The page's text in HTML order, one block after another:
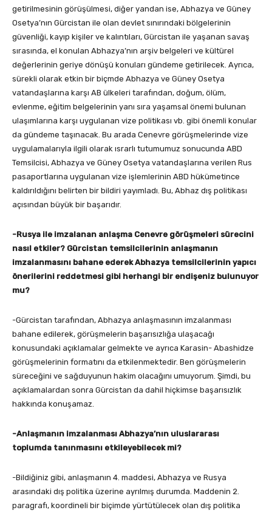
getirilmesinin görüşülmesi, diğer yandan ise, Abhazya ve Güney
Osetya’nın Gürcistan ile olan devlet sınırındaki bölgelerinin
güvenliği, kayıp kişiler ve kalıntıları, Gürcistan ile yaşanan savaş
sırasında, el konulan Abhazya’nın arşiv belgeleri ve kültürel
değerlerinin geriye dönüşü konuları gündeme getirilecek. Ayrıca,
sürekli olarak etkin bir biçmde Abhazya ve Güney Osetya
vatandaşlarına karşı AB ülkeleri tarafından, doğum, ölüm,
evlenme, eğitim belgelerinin yanı sıra yaşamsal önemi bulunan
ulaşımlarına karşı uygulanan vize politikası vb. gibi önemli konular
da gündeme taşınacak. Bu arada Cenevre görüşmelerinde vize
uygulamalarıyla ilgili olarak ısrarlı tutumumuz sonucunda ABD
Temsilcisi, Abhazya ve Güney Osetya vatandaşlarına verilen Rus
pasaportlarına uygulanan vize işlemlerinin ABD hükümetince
kaldırıldığını belirten bir bildiri yayımladı. Bu, Abhaz dış politikası
açısından büyük bir başarıdır.
-Rusya ile imzalanan anlaşma Cenevre görüşmeleri sürecini
nasıl etkiler? Gürcistan temsilcilerinin anlaşmanın
imzalanmasını bahane ederek Abhazya temsilcilerinin yapıcı
önerilerini reddetmesi gibi herhangi bir endişeniz bulunuyor
mu?
-Gürcistan tarafından, Abhazya anlaşmasının imzalanması
bahane edilerek, görüşmelerin başarısızlığa ulaşacağı
konusundaki açıklamalar gelmekte ve ayrıca Karasin- Abashidze
görüşmelerinin formatını da etkilenmektedir. Ben görüşmelerin
süreceğini ve sağduyunun hakim olacağını umuyorum. Şimdi, bu
açıklamalardan sonra Gürcistan da dahil hiçkimse başarısızlık
hakkında konuşamaz.
-Anlaşmanın imzalanması Abhazya’nın uluslararası
toplumda tanınmasını etkileyebilecek mi?
-Bildiğiniz gibi, anlaşmanın 4. maddesi, Abhazya ve Rusya
arasındaki dış politika üzerine ayrılmış durumda. Maddenin 2.
paragrafı, koordineli bir biçimde yürtütülecek olan dış politika